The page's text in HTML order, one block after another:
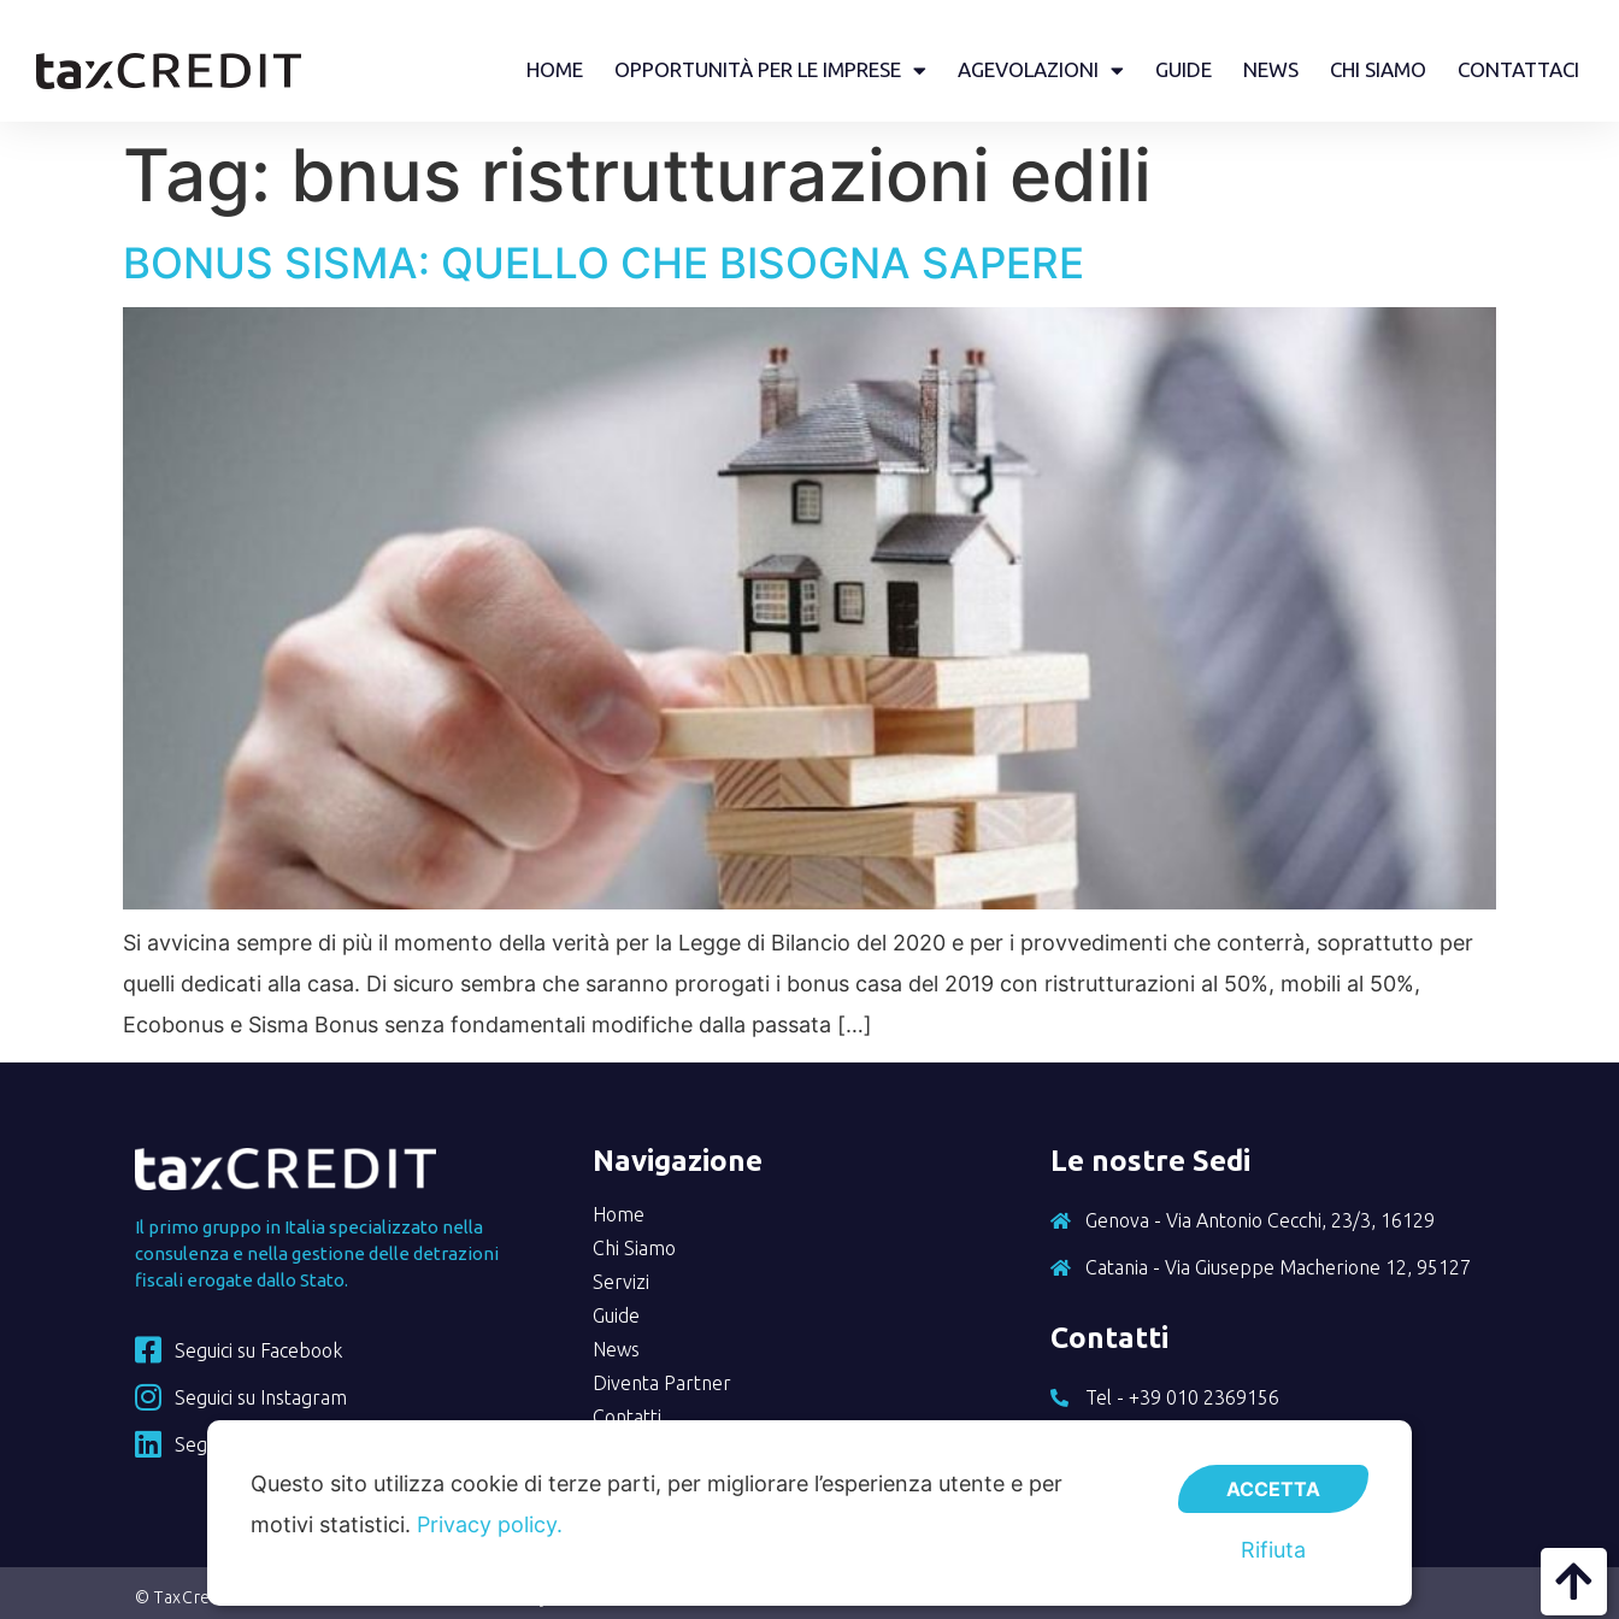
HOME OPPORTUNITÀ PER LE IMPRESE AGEVOLAZIONI GUIDE NEWS CHI SIAMO CONTATTACI
Tag: bnus ristrutturazioni edili
BONUS SISMA: QUELLO CHE BISOGNA SAPERE
Si avvicina sempre di più il momento della verità per la Legge di Bilancio del 2020 e per i provvedimenti che conterrà, soprattutto per
quelli dedicati alla casa. Di sicuro sembra che saranno prorogati i bonus casa del 2019 con ristrutturazioni al 50%, mobili al 50%,
Ecobonus e Sisma Bonus senza fondamentali modifiche dalla passata […]
Il primo gruppo in Italia specializzato nella
consulenza e nella gestione delle detrazioni
fiscali erogate dallo Stato.
Seguici su Facebook
Seguici su Instagram
Seguici su Linkedin
Navigazione
Home
Chi Siamo
Servizi
Guide
News
Diventa Partner
Contatti
Le nostre Sedi
Genova - Via Antonio Cecchi, 23/3, 16129
Catania - Via Giuseppe Macherione 12, 95127
Contatti
Tel - +39 010 2369156
© TaxCredit 4.0 - TaxCredit 4.0 è un marchio di Italy 4.0 srl - P. iva 05156200874
Questo sito utilizza cookie di terze parti, per migliorare l’esperienza utente e per
motivi statistici. Privacy policy.
ACCETTA
Rifiuta